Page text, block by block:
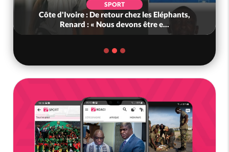
SPORT
Côte d'Ivoire : De retour chez les Eléphants,
Renard : « Nous devons être e...